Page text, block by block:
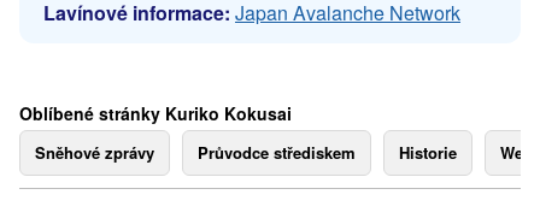
Lavínové informace: Japan Avalanche Network
Oblíbené stránky Kuriko Kokusai
Sněhové zprávy Průvodce střediskem Historie